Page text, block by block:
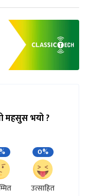
महसुस भयो ?
0%
उत्साहित